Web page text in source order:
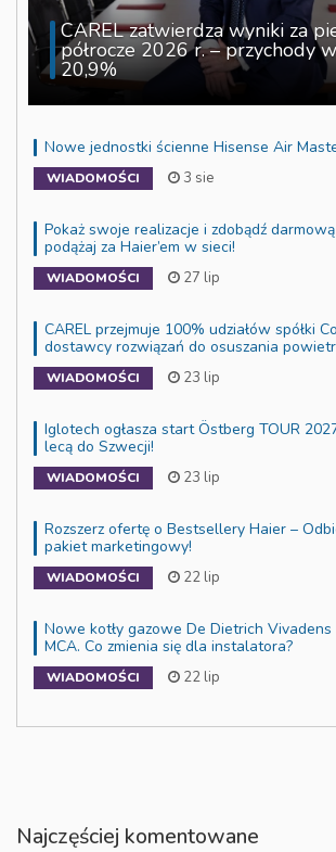
CAREL zatwierdza wyniki za
półrocze 2026 r. – przychody
20,9%
Nowe jednostki ścienne Hisense Air
WIADOMOŚCI 3 sie
Pokaż swoje realizacje i zdobądź
podążaj za Haier’em w sieci!
WIADOMOŚCI 27 lip
CAREL przejmuje 100% udziałów spółki
dostawcy rozwiązań do osuszania
WIADOMOŚCI 23 lip
Iglotech ogłasza start Östberg TOUR
lecą do Szwecji!
WIADOMOŚCI 23 lip
Rozszerz ofertę o Bestsellery Haier –
pakiet marketingowy!
WIADOMOŚCI 22 lip
Nowe kotły gazowe De Dietrich Vivadens
MCA. Co zmienia się dla instalatora?
WIADOMOŚCI 22 lip
Najczęściej komentowane